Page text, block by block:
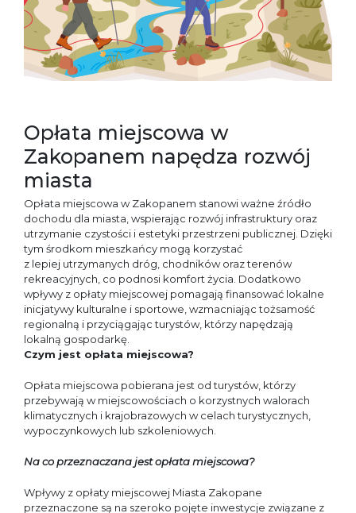
Opłata miejscowa w
Zakopanem napędza rozwój
miasta
Opłata miejscowa w Zakopanem stanowi ważne źródło
dochodu dla miasta, wspierając rozwój infrastruktury oraz
utrzymanie czystości i estetyki przestrzeni publicznej. Dzięki
tym środkom mieszkańcy mogą korzystać
z lepiej utrzymanych dróg, chodników oraz terenów
rekreacyjnych, co podnosi komfort życia. Dodatkowo
wpływy z opłaty miejscowej pomagają finansować lokalne
inicjatywy kulturalne i sportowe, wzmacniając tożsamość
regionalną i przyciągając turystów, którzy napędzają
lokalną gospodarkę.
Czym jest opłata miejscowa?
Opłata miejscowa pobierana jest od turystów, którzy
przebywają w miejscowościach o korzystnych walorach
klimatycznych i krajobrazowych w celach turystycznych,
wypoczynkowych lub szkoleniowych.
Na co przeznaczana jest opłata miejscowa?
Wpływy z opłaty miejscowej Miasta Zakopane
przeznaczone są na szeroko pojęte inwestycje związane z